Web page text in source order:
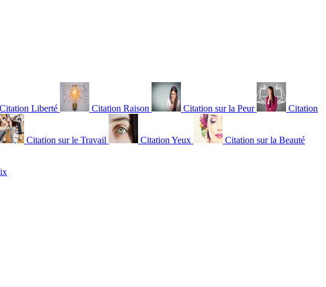
Citation Liberté Citation Raison Citation sur la Peur Citation
Citation sur le Travail Citation Yeux Citation sur la Beauté